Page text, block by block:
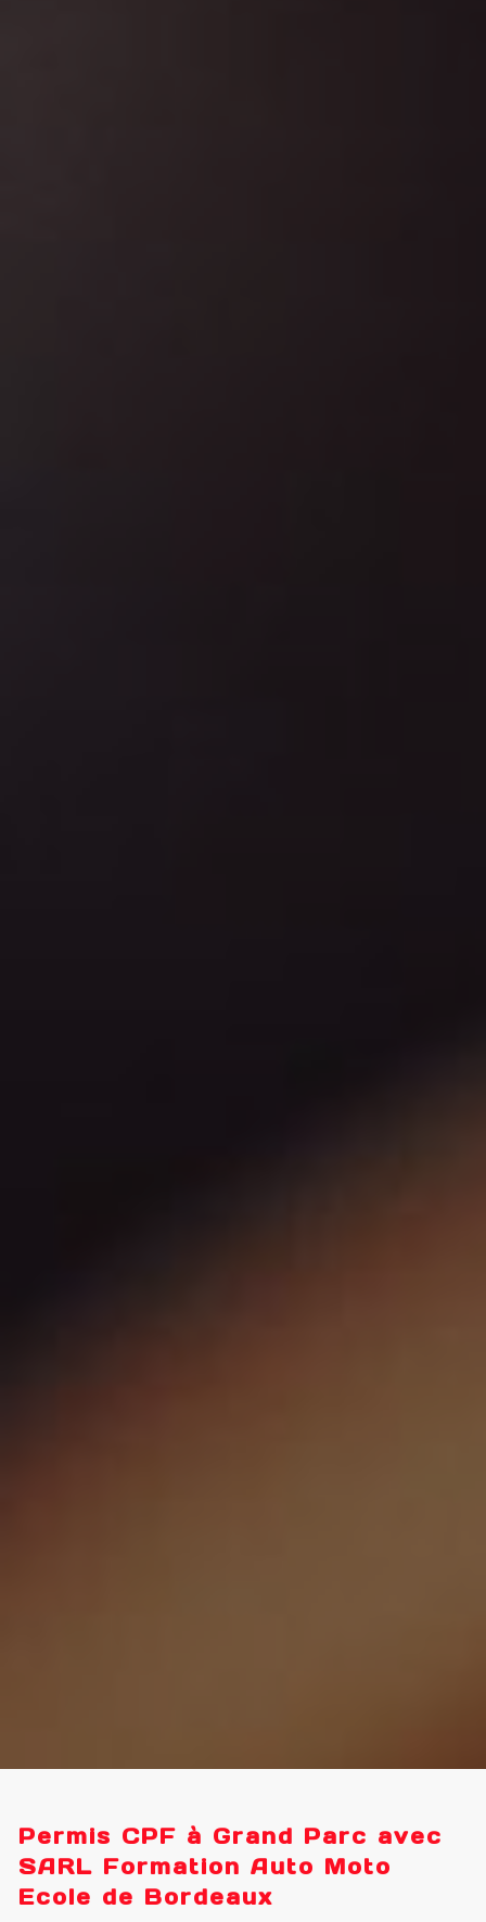
Permis CPF à Grand Parc avec
SARL Formation Auto Moto
Ecole de Bordeaux